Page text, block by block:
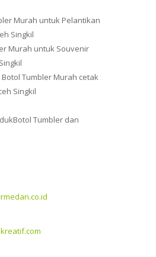
Murah untuk Pelantikan
Singkil
Murah untuk Souvenir
Tumbler Murah cetak
Singkil
Tumbler dan